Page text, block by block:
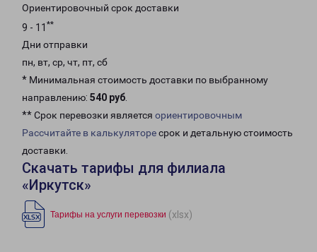
Ориентировочный срок доставки
9 - 11 **
Дни отправки
пн, вт, ср, чт, пт, сб
* Минимальная стоимость доставки по выбранному
направлению: 540 руб.
** Срок перевозки является ориентировочным
Рассчитайте в калькуляторесрок и детальную стоимость
доставки.
Скачать тарифы для филиала
«Иркутск»
Тарифы на услуги перевозки (xlsx)